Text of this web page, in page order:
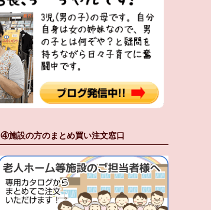
へ
④施設の方のまとめ買い注文窓口